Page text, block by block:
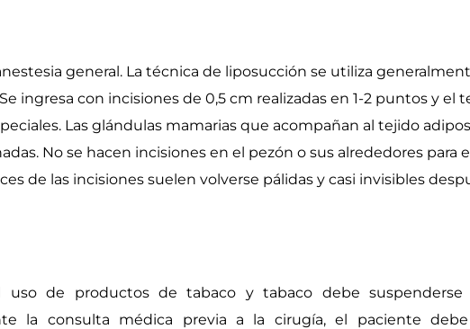
general. La técnica de liposucción se utiliza
ingresa con incisiones de 0,5 cm realizadas en 1-2 puntos y el
Las glándulas mamarias que acompañan al tejido
No se hacen incisiones en el pezón o sus alrededores para
de las incisiones suelen volverse pálidas y casi invisibles
de productos de tabaco y tabaco debe
la consulta médica previa a la cirugía, el paciente